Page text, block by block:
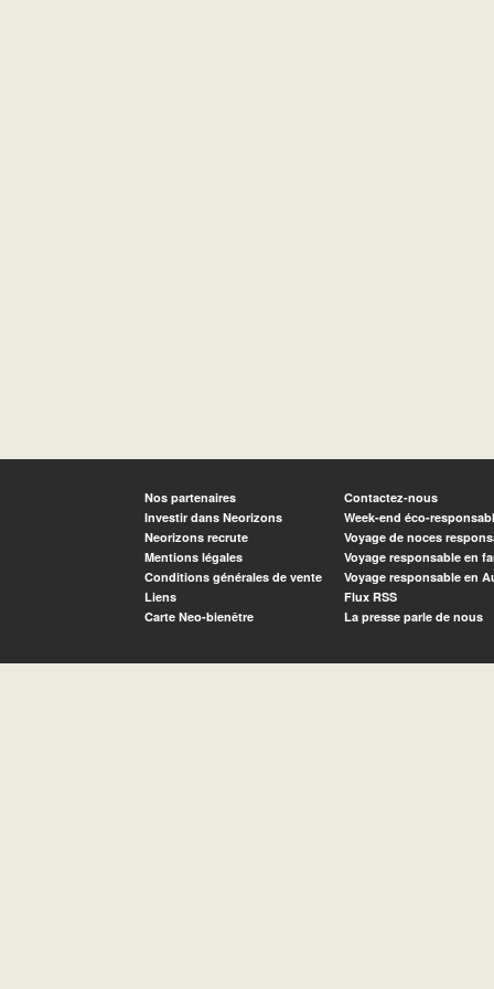
Nos partenaires
Investir dans Neorizons
Neorizons recrute
Mentions légales
Conditions générales de vente
Liens
Carte Neo-bienêtre
Contactez-nous
Week-end éco-
Voyage de noces
Voyage responsable en
Voyage responsable en
Flux RSS
La presse parle de nous